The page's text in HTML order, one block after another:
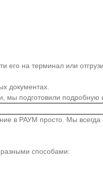
его на терминал или
документах.
мы подготовили подробную
в РАУМ просто. Мы
способами: